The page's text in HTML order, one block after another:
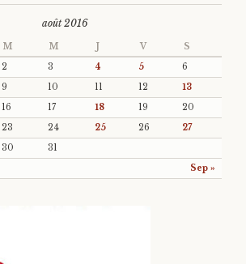
août 2016
M M J V S
Sep »
2 3 4 5
6
9 10 11 12
13
16 17 18 19
20
23 24 25 26
27
30 31